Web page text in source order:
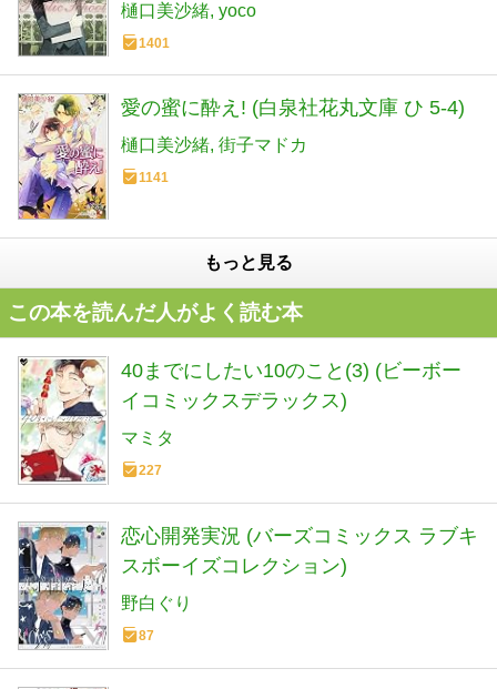
樋口美沙緒 yoco
1401
愛の蜜に酔え! (白泉社花丸文庫 ひ 5-4)
樋口美沙緒 街子マドカ
1141
もっと見る
この本を読んだ人がよく読む本
40までにしたい10のこと(3) (ビーボー
イコミックスデラックス)
マミタ
227
恋心開発実況 (バーズコミックス ラブキ
スボーイズコレクション)
野白ぐり
87